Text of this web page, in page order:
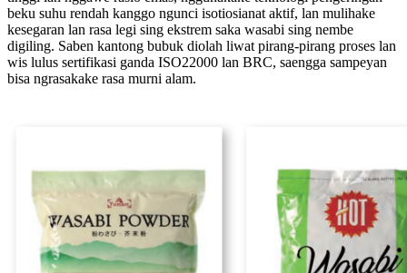
beku suhu rendah kanggo ngunci isotiosianat aktif, lan mulihake
kesegaran lan rasa legi sing ekstrem saka wasabi sing nembe
digiling. Saben kantong bubuk diolah liwat pirang-pirang proses lan
wis lulus sertifikasi ganda ISO22000 lan BRC, saengga sampeyan
bisa ngrasakake rasa murni alam.